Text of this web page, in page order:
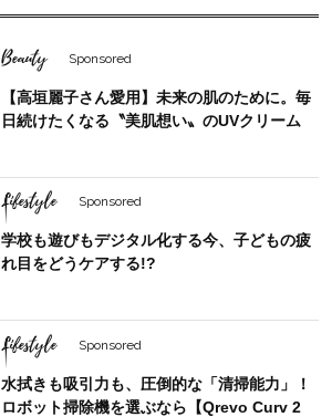
Beauty Sponsored
【高垣麗子さん愛用】未来の肌のために。毎
日続けたくなる〝美肌想い〟のUVクリーム
Lifestyle Sponsored
学校も遊びもデジタル化する今、子どもの疲
れ目をどうケアする!?
Lifestyle Sponsored
水拭きも吸引力も、圧倒的な「清掃能力」！
ロボット掃除機を選ぶなら【Qrevo Curv 2